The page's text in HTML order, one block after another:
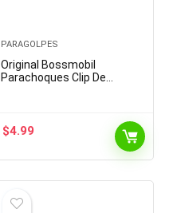
PARAGOLPES
Original Bossmobil
Parachoques Clip De
$4.99